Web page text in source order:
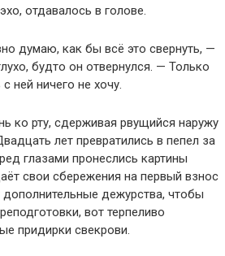
отдавалось в голове.
думаю, как бы всё это свернуть, —
будто он отвернулся. — Только
ней ничего не хочу.
ко рту, сдерживая рвущийся наружу
лет превратились в пепел за
глазами пронеслись картины
свои сбережения на первый взнос
дополнительные дежурства, чтобы
вот терпеливо
придирки свекрови.